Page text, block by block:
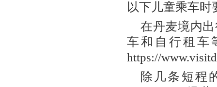
以下儿童乘车
在丹麦境内
车和自行租车
https://
除几条短程